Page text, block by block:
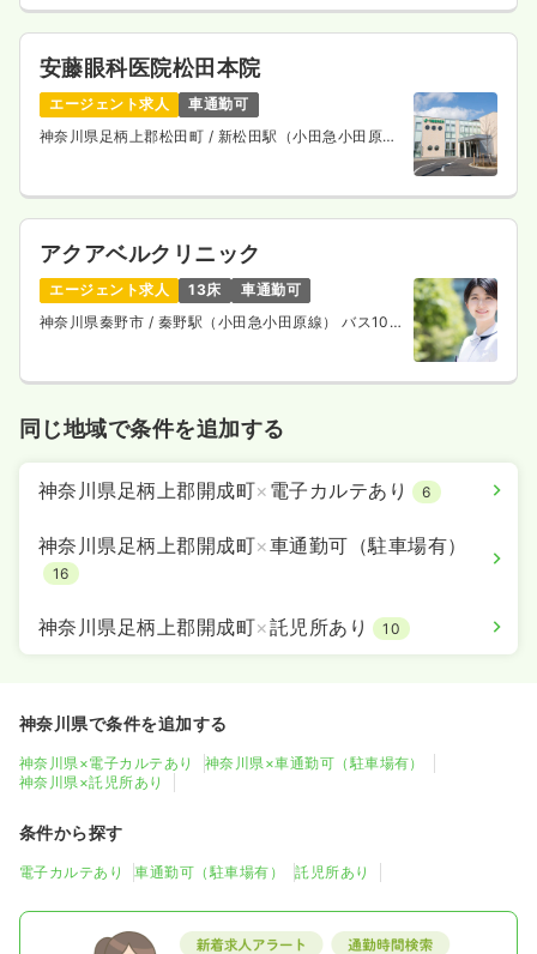
安藤眼科医院松田本院
エージェント求人
車通勤可
神奈川県足柄上郡松田町 / 新松田駅（小田急小田原
アクアベルクリニック
エージェント求人 13床
車通勤可
神奈川県秦野市 / 秦野駅（小田急小田原線） バス10
同じ地域で条件を追加する
神奈川県足柄上郡開成町× 電子カルテあり 6
神奈川県足柄上郡開成町×車通勤可（駐車場有）
16
神奈川県足柄上郡開成町×託児所あり 10
神奈川県で条件を追加する
神奈川県×電子カルテあり
神奈川県×車通勤可（駐車場有）
神奈川県×託児所あり
条件から探す
電子カルテあり 車通勤可（駐車場有） 託児所あり